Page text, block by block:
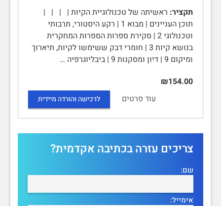
תקציר: ראשיתה של טכנולוגיית הקיות | | | |
תוכן העניינים | מבוא 1 | רקע היסטורי, תרבותי
וטכנולוגי 2 | סקירת ספרות הספרות המחקרית
בנושא קיות 3 | חומרי דבק ששימשו לקיות, תיארוך
ומיקום 9 | דיון ומסקנות 9 | ביבליוגרפיה …
₪154.00
עוד פרטים
לרכישה והורדה מיידית
צריכים עזרה בכתיבה אקדמית?
שם:
אימייל: